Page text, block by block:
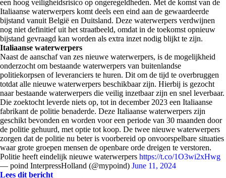
een hoog veiligheidsrisico op ongeregeldheden. Met de komst van de
Italiaanse waterwerpers komt deels een eind aan de gewaardeerde
bijstand vanuit België en Duitsland. Deze waterwerpers verdwijnen
nog niet definitief uit het straatbeeld, omdat in de toekomst opnieuw
bijstand gevraagd kan worden als extra inzet nodig blijkt te zijn.
Italiaanse waterwerpers
Naast de aanschaf van zes nieuwe waterwerpers, is de mogelijkheid
onderzocht om bestaande waterwerpers van buitenlandse
politiekorpsen of leveranciers te huren. Dit om de tijd te overbruggen
totdat alle nieuwe waterwerpers beschikbaar zijn. Hierbij is gezocht
naar bestaande waterwerpers die veilig inzetbaar zijn en snel leverbaar.
Die zoektocht leverde niets op, tot in december 2023 een Italiaanse
fabrikant de politie benaderde. Deze Italiaanse waterwerpers zijn
geschikt bevonden en worden voor een periode van 30 maanden door
de politie gehuurd, met optie tot koop. De twee nieuwe waterwerpers
zorgen dat de politie nu beter is voorbereid op onvoorspelbare situaties
waar grote groepen mensen de openbare orde dreigen te verstoren.
Politie heeft eindelijk nieuwe waterwerpers https://t.co/1O3wi2xHwg
— poind InterpressHolland (@mypoind) June 11, 2024
Lees dit bericht